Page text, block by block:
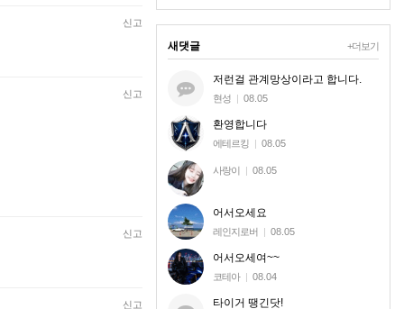
신고
신고
신고
신고
+더보기
새댓글
저런걸 관계망상이라고 합니다.
현성 | 08.05
환영합니다
에테르킹 | 08.05
사랑이 | 08.05
어서오세요
레인지로버 | 08.05
어서오세여~~
코테아 | 08.04
타이거 땡긴닷!